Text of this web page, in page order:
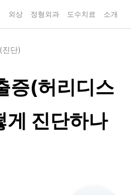
외상 정형외과 도수치료 소개
진단)
증(허리디스
진단하나